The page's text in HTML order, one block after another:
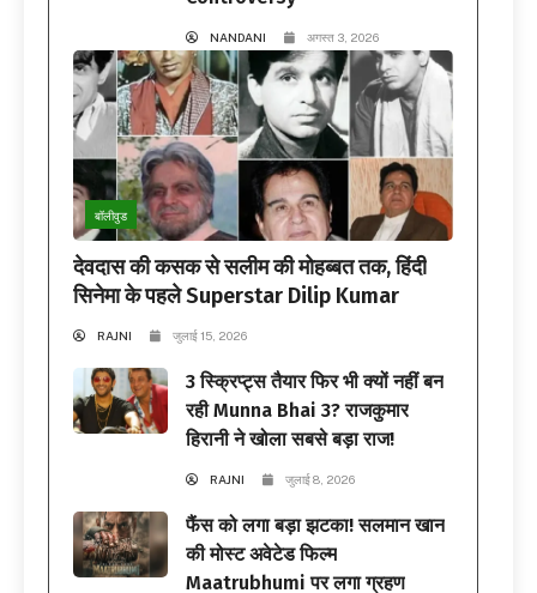
NANDANI अगस्त 3, 2026
बॉलीवुड
देवदास की कसक से सलीम की मोहब्बत तक, हिंदी
सिनेमा के पहले Superstar Dilip Kumar
RAJNI जुलाई 15, 2026
3 स्क्रिप्ट्स तैयार फिर भी क्यों नहीं बन
रही Munna Bhai 3? राजकुमार
हिरानी ने खोला सबसे बड़ा राज!
RAJNI जुलाई 8, 2026
फैंस को लगा बड़ा झटका! सलमान खान
की मोस्ट अवेटेड फिल्म
Maatrubhumi पर लगा ग्रहण